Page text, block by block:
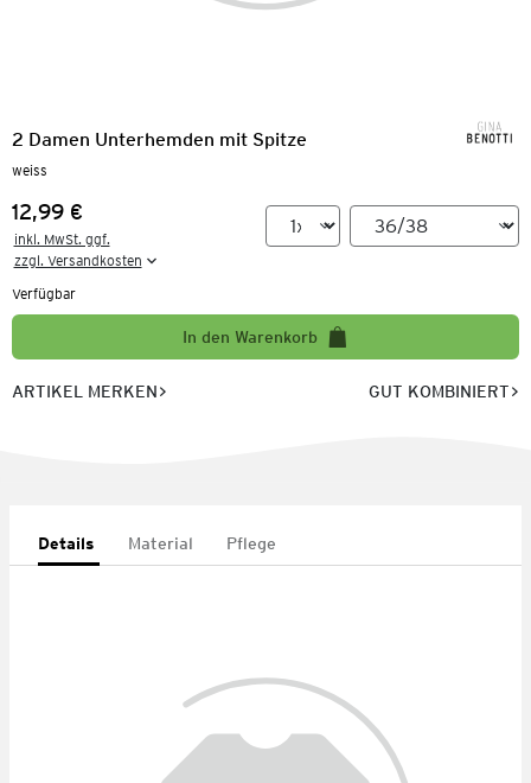
2 Damen Unterhemden mit Spitze
weiss
Preis:
12,99 €
inkl. MwSt. ggf.
zzgl. Versandkosten
Verfügbar
In den Warenkorb
ARTIKEL MERKEN GUT KOMBINIERT
Details Material Pflege